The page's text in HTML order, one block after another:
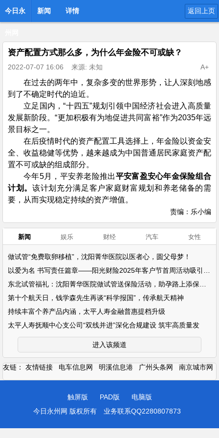
今日永 新闻 详情 返回上页
资产配置方式那么多，为什么年金险不可或缺？
2022-07-07 16:06 来源: 未知 A+
在过去的两年中，复杂多变的世界形势，让人深刻地感
到了不确定时代的迫近。
立足国内，“十四五”规划引领中国经济社会进入高质量
发展新阶段。“更加积极有为地促进共同富裕”作为2035年远
景目标之一。
在后疫情时代的资产配置工具选择上，年金险以资金安
全、收益稳健等优势，越来越成为中国普通居民家庭资产配
置不可或缺的组成部分。
今年5月，平安养老险推出平安富盈安心年金保险组合
计划。 该计划充分满足客户家庭财富规划和养老储备的需
要，从而实现稳定持续的资产增值。
责编：乐小编
新闻 娱乐 财经 汽车 女性
做试管“免费取卵移植”，沈阳菁华医院以医者心，圆父母梦！
第十个航天日，钱学森先生再谈“科学报国”，传承航天精神
持续丰富个养产品内涵，太平人寿金融普惠提档升级
太平人寿抚顺中心支公司“双线并进”深化合规建设 筑牢高质量发
进入该频道
友链： 友情链接 电车信息网 明溪信息港 广州头条网 南京城市网
触屏版 PAD版
电脑版
今日永州网 版权所有
业务联系QQ2280807873